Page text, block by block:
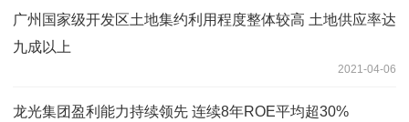
广州国家级开发区土地集约利用程度整体较高 土地供应率达
九成以上
2021-04-06
龙光集团盈利能力持续领先 连续8年ROE平均超30%